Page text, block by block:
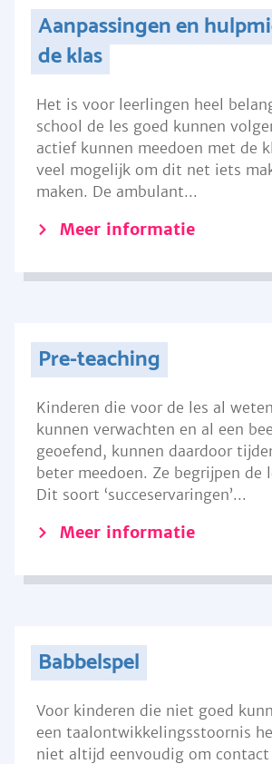
Aanpassingen en
de klas
Het is voor leerlingen heel
school de les goed kunnen
actief kunnen meedoen met de
veel mogelijk om dit net iets
maken. De ambulant...
Meer informatie
Pre-teaching
Kinderen die voor de les al
kunnen verwachten en al een
geoefend, kunnen daardoor
beter meedoen. Ze begrijpen de
Dit soort ‘succeservaringen’...
Meer informatie
Babbelspel
Voor kinderen die niet goed
een taalontwikkelingsstoornis
niet altijd eenvoudig om contact